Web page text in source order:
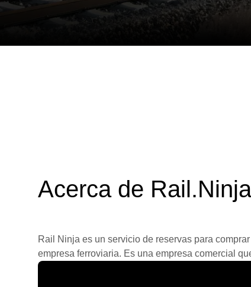
Acerca de Rail.Ninja
Rail Ninja es un servicio de reservas para
empresa ferroviaria. Es una empresa comercial